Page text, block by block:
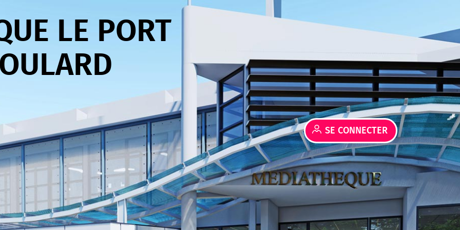
SE CONNECTER
LE PORT